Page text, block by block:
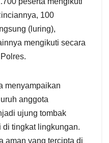
100
(luring),
mengikuti secara
menyampaikan
anggota
ujung tombak
tingkat lingkungan.
aman yang tercipta di